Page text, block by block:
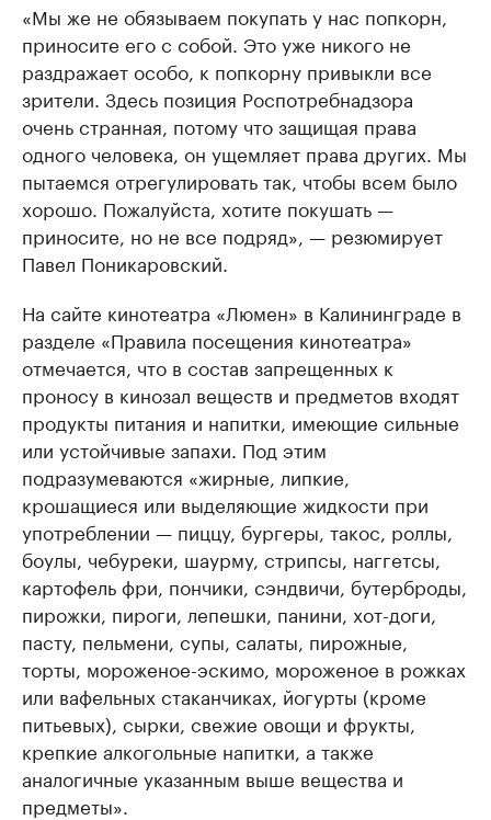
«Мы же не обязываем покупать у нас попкорн,
приносите его с собой. Это уже никого не
раздражает особо, к попкорну привыкли все
зрители. Здесь позиция Роспотребнадзора
очень странная, потому что защищая права
одного человека, он ущемляет права других. Мы
пытаемся отрегулировать так, чтобы всем было
хорошо. Пожалуйста, хотите покушать —
приносите, но не все подряд», — резюмирует
Павел Поникаровский.
На сайте кинотеатра «Люмен» в Калининграде в
разделе «Правила посещения кинотеатра»
отмечается, что в состав запрещенных к
проносу в кинозал веществ и предметов входят
продукты питания и напитки, имеющие сильные
или устойчивые запахи. Под этим
подразумеваются «жирные, липкие,
крошащиеся или выделяющие жидкости при
употреблении — пиццу, бургеры, такос, роллы,
боулы, чебуреки, шаурму, стрипсы, наггетсы,
картофель фри, пончики, сэндвичи, бутерброды,
пирожки, пироги, лепешки, панини, хот-доги,
пасту, пельмени, супы, салаты, пирожные,
торты, мороженое-эскимо, мороженое в рожках
или вафельных стаканчиках, йогурты (кроме
питьевых), сырки, свежие овощи и фрукты,
крепкие алкогольные напитки, а также
аналогичные указанным выше вещества и
предметы».